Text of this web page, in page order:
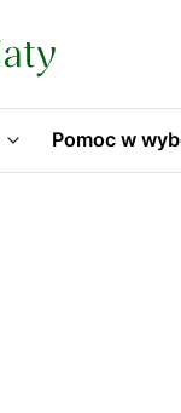
Pomoc w